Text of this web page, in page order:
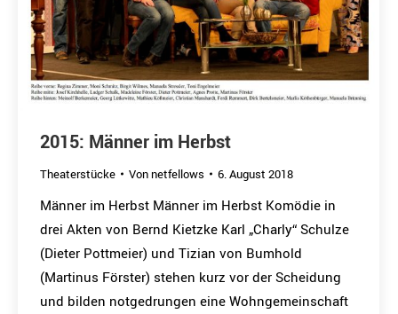
2015: Männer im Herbst
Theaterstücke Vonnetfellows 6. August 2018
Männer im Herbst Männer im Herbst Komödie in
drei Akten von Bernd Kietzke Karl „Charly“ Schulze
(Dieter Pottmeier) und Tizian von Bumhold
(Martinus Förster) stehen kurz vor der Scheidung
und bilden notgedrungen eine Wohngemeinschaft